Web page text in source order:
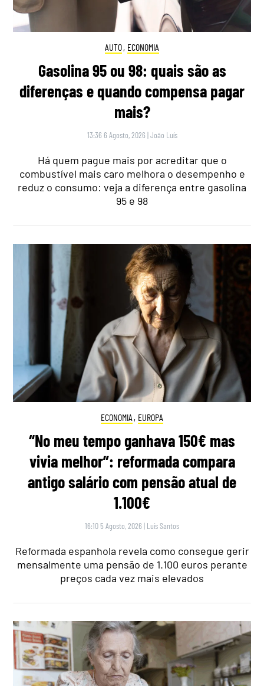
AUTO, ECONOMIA
Gasolina 95 ou 98: quais são as
diferenças e quando compensa pagar
mais?
13:36 6 Agosto, 2026 |João Luís
Há quem pague mais por acreditar que o
combustível mais caro melhora o desempenho e
reduz o consumo: veja a diferença entre gasolina
95 e 98
ECONOMIA , EUROPA
“No meu tempo ganhava 150€ mas
vivia melhor”: reformada compara
antigo salário com pensão atual de
1.100€
16:10 5 Agosto, 2026 | Luís Santos
Reformada espanhola revela como consegue gerir
mensalmente uma pensão de 1.100 euros perante
preços cada vez mais elevados